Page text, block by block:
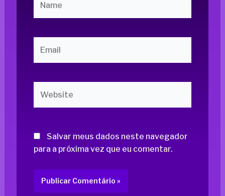
Salvar meus dados neste navegador
para a próxima vez que eu comentar.